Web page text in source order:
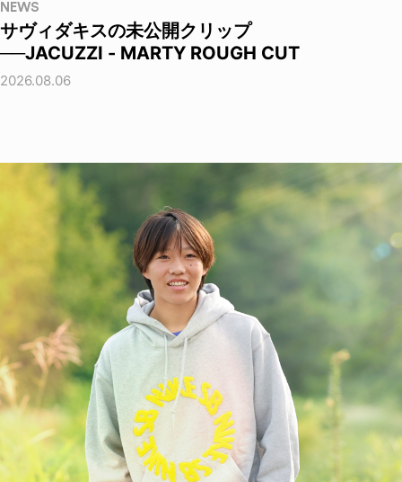
NEWS
サヴィダキスの未公開クリップ
──JACUZZI - MARTY ROUGH CUT
2026.08.06